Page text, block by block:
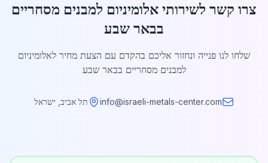
צרו קשר לשירותי אלומיניום למבנים מסחריים
בבאר שבע
שלחו לנו פנייה ונחזור אליכם בהקדם עם הצעת מחיר לאלומיניום
למבנים מסחריים בבאר שבע
info@israeli-metals-center.com תל אביב, ישראל